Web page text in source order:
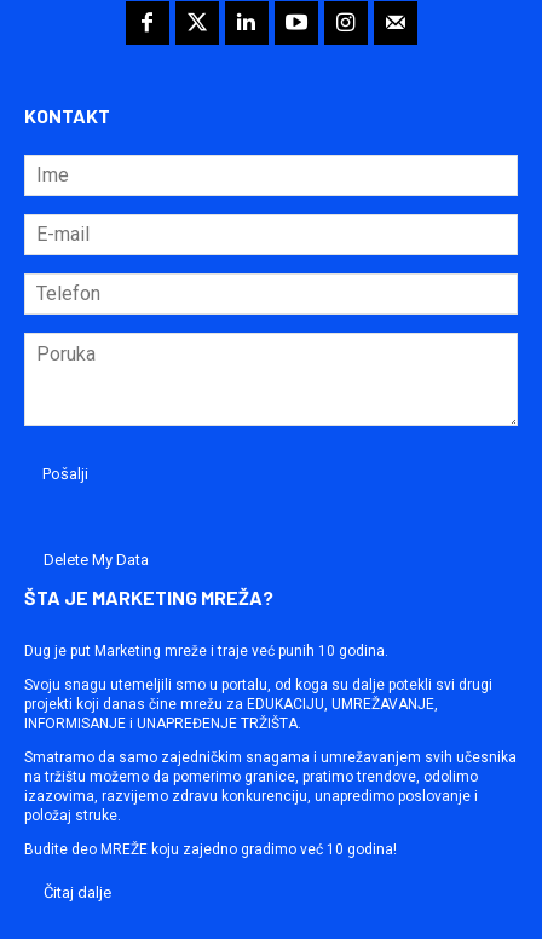
KONTAKT
Delete My Data
ŠTA JE MARKETING MREŽA?
Dug je put Marketing mreže i traje već punih 10 godina.
Svoju snagu utemeljili smo u portalu, od koga su dalje potekli svi drugi
projekti koji danas čine mrežu za EDUKACIJU, UMREŽAVANJE,
INFORMISANJE i UNAPREĐENJE TRŽIŠTA.
Smatramo da samo zajedničkim snagama i umrežavanjem svih učesnika
na tržištu možemo da pomerimo granice, pratimo trendove, odolimo
izazovima, razvijemo zdravu konkurenciju, unapredimo poslovanje i
položaj struke.
Budite deo MREŽE koju zajedno gradimo već 10 godina!
Čitaj dalje